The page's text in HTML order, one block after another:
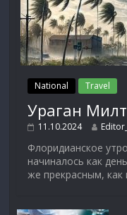
National Travel
Ураган
11.10.2024
Флоридианское
начиналось как
же прекрасным, как